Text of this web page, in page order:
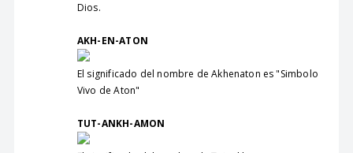
Dios.
AKH-EN-ATON
El significado del nombre de Akhenaton es "Simbolo
Vivo de Aton"
TUT-ANKH-AMON